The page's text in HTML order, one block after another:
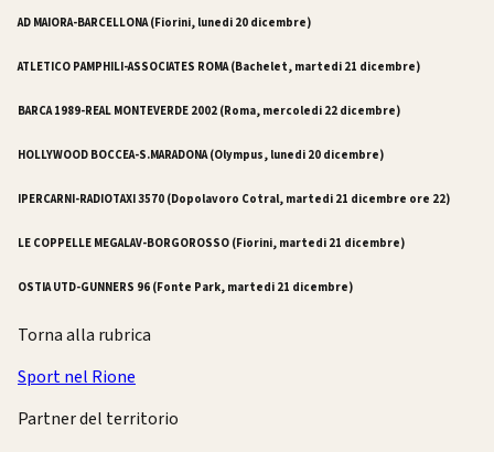
AD MAIORA-BARCELLONA (Fiorini, lunedi 20 dicembre)
ATLETICO PAMPHILI-ASSOCIATES ROMA (Bachelet, martedi 21 dicembre)
BARCA 1989-REAL MONTEVERDE 2002 (Roma, mercoledi 22 dicembre)
HOLLYWOOD BOCCEA-S.MARADONA (Olympus, lunedi 20 dicembre)
IPERCARNI-RADIOTAXI 3570 (Dopolavoro Cotral, martedi 21 dicembre ore 22)
LE COPPELLE MEGALAV-BORGOROSSO (Fiorini, martedi 21 dicembre)
OSTIA UTD-GUNNERS 96 (Fonte Park, martedi 21 dicembre)
Torna alla rubrica
Sport nel Rione
Partner del territorio